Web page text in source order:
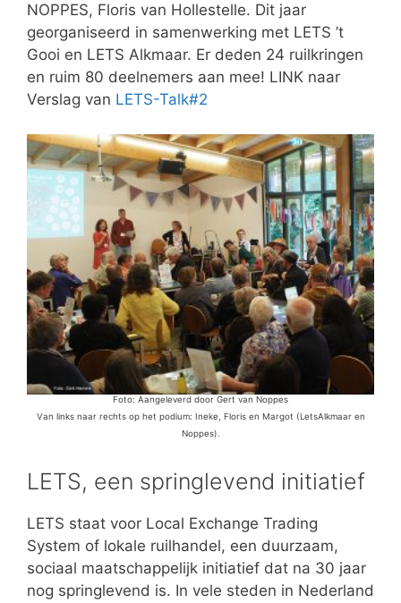
NOPPES, Floris van Hollestelle. Dit jaar
georganiseerd in samenwerking met LETS ’t
Gooi en LETS Alkmaar. Er deden 24 ruilkringen
en ruim 80 deelnemers aan mee! LINK naar
Verslag van LETS-Talk#2
Foto: Aangeleverd door Gert van Noppes
Van links naar rechts op het podium: Ineke, Floris en Margot (LetsAlkmaar en
Noppes).
LETS, een springlevend initiatief
LETS staat voor Local Exchange Trading
System of lokale ruilhandel, een duurzaam,
sociaal maatschappelijk initiatief dat na 30 jaar
nog springlevend is. In vele steden in Nederland